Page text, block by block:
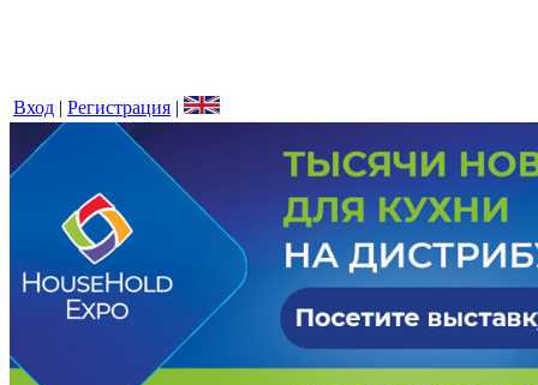
Вход | Регистрация |